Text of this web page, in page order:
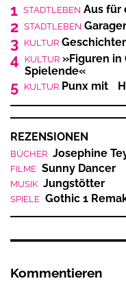
1 STADTLEBEN Aus für
2 STADTLEBEN
3 KULTUR
4 KULTUR »Figuren in
Spielende«
5 KULTUR Punx mit
REZENSIONEN
BÜCHER Josephine
FILME Sunny Dancer
MUSIK Jungstötter
SPIELE Gothic 1
Kommentieren